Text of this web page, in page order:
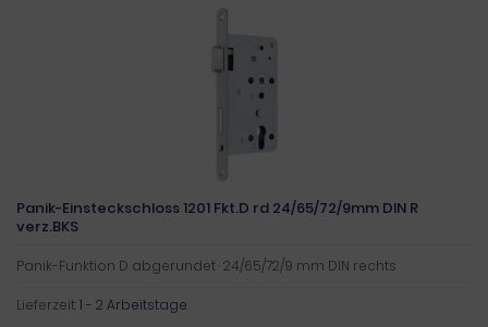
Panik-Einsteckschloss 1201 Fkt.D rd 24/65/72/9mm DIN R
verz.BKS
Panik-Funktion D abgerundet · 24/65/72/9 mm DIN rechts
Lieferzeit:1 - 2 Arbeitstage